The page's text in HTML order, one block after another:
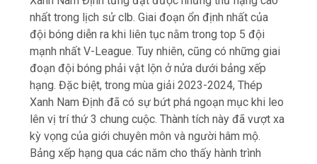
Xanh Nam Định đã có sự bứt phá ngoạn mục khi leo
lên vị trí thứ 3 chung cuộc. Thành tích này đã vượt xa
kỳ vọng của giới chuyên môn và người hâm mộ.
Bảng xếp hạng qua các năm cho thấy hành trình
phấn đấu không ngừng của đội bóng.
=== Đánh Giá Thứ Hạng Thép Xanh Nam Định So Với
Các Đội Bóng Hàng Đầu ===
Khi đặt Thép Xanh Nam Định cạnh các clb lớn như